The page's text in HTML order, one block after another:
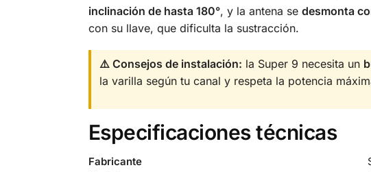
inclinación de hasta 180°, y la antena se desmonta
con su llave, que dificulta la sustracción.
⚠️ Consejos de instalación: la Super 9 necesita un
la varilla según tu canal y respeta la potencia
Especificaciones técnicas
Fabricante